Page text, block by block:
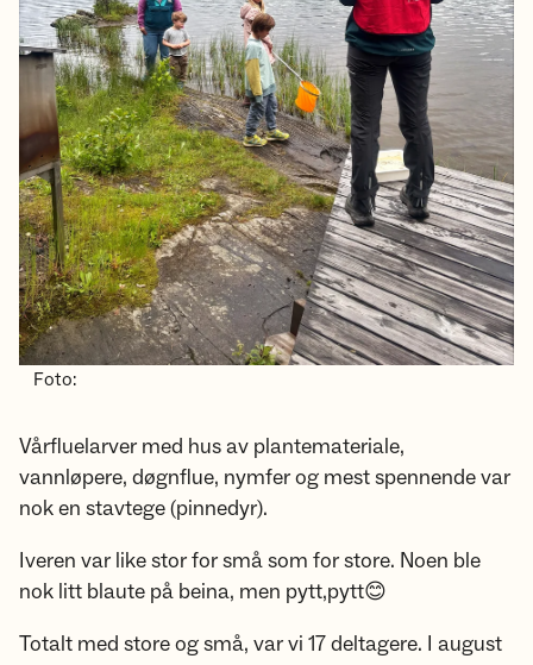
Foto:
Vårfluelarver med hus av plantemateriale,
vannløpere, døgnflue, nymfer og mest spennende var
nok en stavtege (pinnedyr).
Iveren var like stor for små som for store. Noen ble
nok litt blaute på beina, men pytt,pytt😊
Totalt med store og små, var vi 17 deltagere. I august